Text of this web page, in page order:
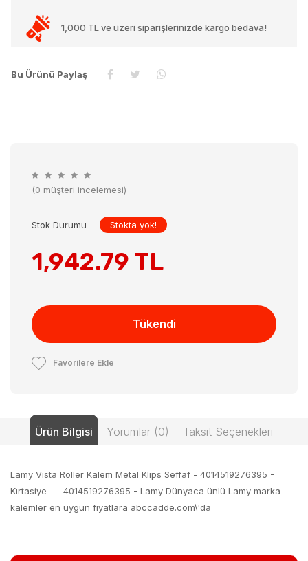
1,000 TL ve üzeri siparişlerinizde kargo bedava!
Bu Ürünü Paylaş
(0 müşteri incelemesi)
Stok Durumu Stokta yok!
1,942.79 TL
Tükendi
Favorilere Ekle
Ürün Bilgisi Yorumlar (0) Taksit Seçenekleri
Lamy Vısta Roller Kalem Metal Klıps Seffaf - 4014519276395 -
Kırtasiye - - 4014519276395 - Lamy Dünyaca ünlü Lamy marka
kalemler en uygun fiyatlara abccadde.com\'da